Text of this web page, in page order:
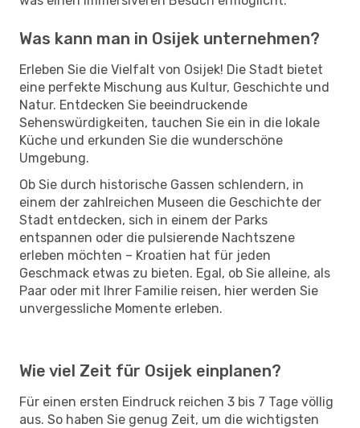
Was kann man in Osijek unternehmen?
Erleben Sie die Vielfalt von Osijek! Die Stadt bietet
eine perfekte Mischung aus Kultur, Geschichte und
Natur. Entdecken Sie beeindruckende
Sehenswürdigkeiten, tauchen Sie ein in die lokale
Küche und erkunden Sie die wunderschöne
Umgebung.
Ob Sie durch historische Gassen schlendern, in
einem der zahlreichen Museen die Geschichte der
Stadt entdecken, sich in einem der Parks
entspannen oder die pulsierende Nachtszene
erleben möchten – Kroatien hat für jeden
Geschmack etwas zu bieten. Egal, ob Sie alleine, als
Paar oder mit Ihrer Familie reisen, hier werden Sie
unvergessliche Momente erleben.
Wie viel Zeit für Osijek einplanen?
Für einen ersten Eindruck reichen 3 bis 7 Tage völlig
aus. So haben Sie genug Zeit, um die wichtigsten